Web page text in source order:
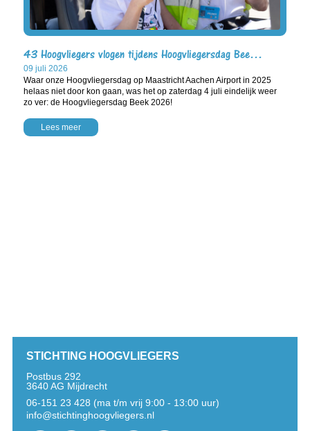
43 Hoogvliegers vlogen tijdens Hoogvliegersdag Bee…
09 juli 2026
Waar onze Hoogvliegersdag op Maastricht Aachen Airport in 2025
helaas niet door kon gaan, was het op zaterdag 4 juli eindelijk weer
zo ver: de Hoogvliegersdag Beek 2026!
Lees meer
STICHTING HOOGVLIEGERS
Postbus 292
3640 AG Mijdrecht
06-151 23 428 (ma t/m vrij 9:00 - 13:00 uur)
info@stichtinghoogvliegers.nl